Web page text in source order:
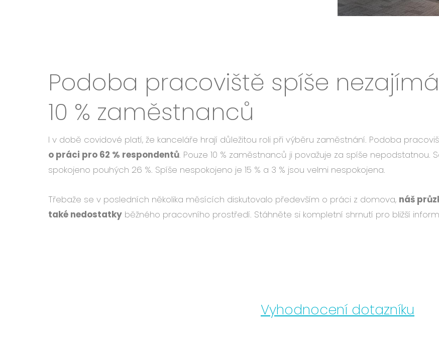
Podoba pracoviště spíše
10 % zaměstnanců
I v době covidové platí, že kanceláře hrají důležitou roli při výběru zaměstnání. Podoba
o práci pro 62 % respondentů. Pouze 10 % zaměstnanců ji považuje za spíše
spokojeno pouhých 26 %. Spíše nespokojeno je 15 % a 3 % jsou velmi nespokojena.
Třebaže se v posledních několika měsících diskutovalo především o práci z domova, náš
také nedostatky běžného pracovního prostředí. Stáhněte si kompletní shrnutí pro bližší
Vyhodnocení dotazníku